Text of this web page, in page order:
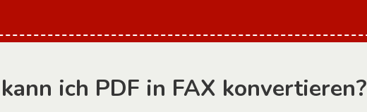
ich PDF in FAX konvertieren?